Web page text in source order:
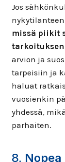
Jos
missä piikit
arvion ja
tarpeisiin ja
haluat
vuosienkin
yhdessä,
parhaiten.
8.